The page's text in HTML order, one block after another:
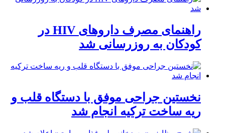
راهنمای مصرف داروهای HIV در
کودکان به روزرسانی شد
نخستین جراحی موفق با دستگاه قلب و
ریه ساخت ترکیه انجام شد